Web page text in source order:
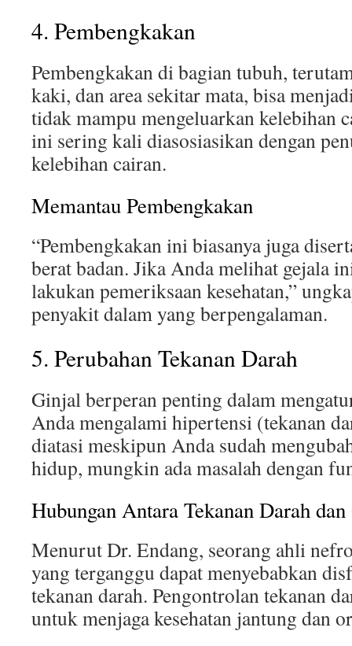
4. Pembengkakan
Pembengkakan di bagian tubuh,
kaki, dan area sekitar mata, bisa
tidak mampu mengeluarkan kelebihan
ini sering kali diasosiasikan dengan
kelebihan cairan.
Memantau Pembengkakan
“Pembengkakan ini biasanya juga
berat badan. Jika Anda melihat gejala
lakukan pemeriksaan kesehatan,”
penyakit dalam yang berpengalaman.
5. Perubahan Tekanan Darah
Ginjal berperan penting dalam
Anda mengalami hipertensi (tekanan
diatasi meskipun Anda sudah
hidup, mungkin ada masalah dengan
Hubungan Antara Tekanan Darah
Menurut Dr. Endang, seorang ahli
yang terganggu dapat menyebabkan
tekanan darah. Pengontrolan tekanan
untuk menjaga kesehatan jantung dan